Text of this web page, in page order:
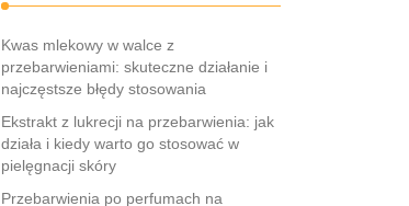
Kwas mlekowy w walce z
przebarwieniami: skuteczne działanie i
najczęstsze błędy stosowania
Ekstrakt z lukrecji na przebarwienia: jak
działa i kiedy warto go stosować w
pielęgnacji skóry
Przebarwienia po perfumach na